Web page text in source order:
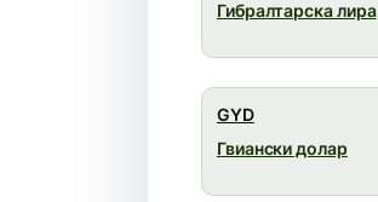
Гибралтарска лира
GYD
Гвиански долар